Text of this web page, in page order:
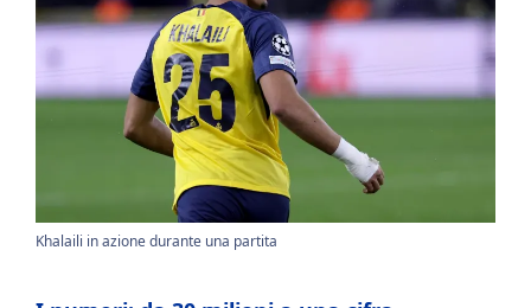
Khalaili in azione durante una partita